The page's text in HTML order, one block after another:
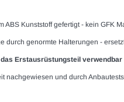
ABS Kunststoff gefertigt - kein GFK
durch genormte Halterungen -
Erstausrüstungsteil
nachgewiesen und durch